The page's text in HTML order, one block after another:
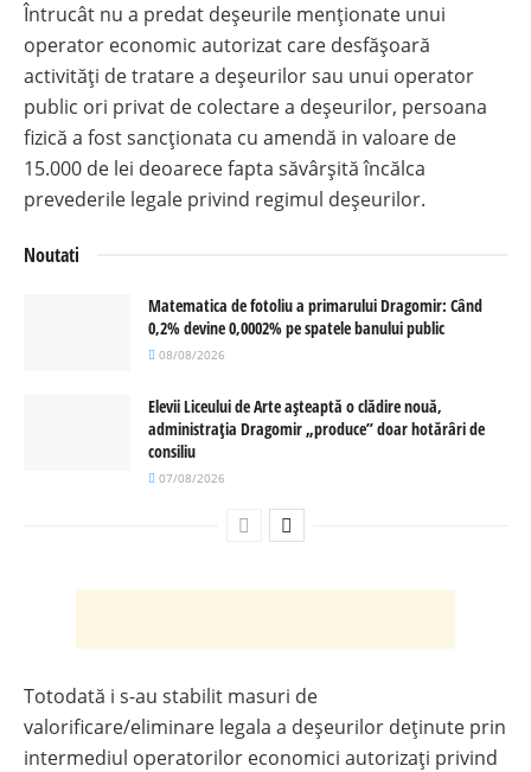
Întrucât nu a predat deșeurile menționate unui
operator economic autorizat care desfășoară
activități de tratare a deșeurilor sau unui operator
public ori privat de colectare a deșeurilor, persoana
fizică a fost sancționata cu amendă in valoare de
15.000 de lei deoarece fapta săvârșită încălca
prevederile legale privind regimul deșeurilor.
Noutati
Matematica de fotoliu a primarului Dragomir: Când
0,2% devine 0,0002% pe spatele banului public
08/08/2026
Elevii Liceului de Arte așteaptă o clădire nouă,
administrația Dragomir „produce” doar hotărâri de
consiliu
07/08/2026
Totodată i s-au stabilit masuri de
valorificare/eliminare legala a deșeurilor deținute prin
intermediul operatorilor economici autorizați privind